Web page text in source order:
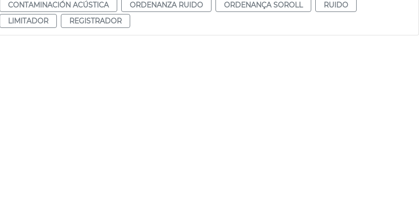
CONTAMINACIÓN ACÚSTICA
ORDENANZA RUIDO ORDENANÇA SOROLL
RUIDO
LIMITADOR
REGISTRADOR